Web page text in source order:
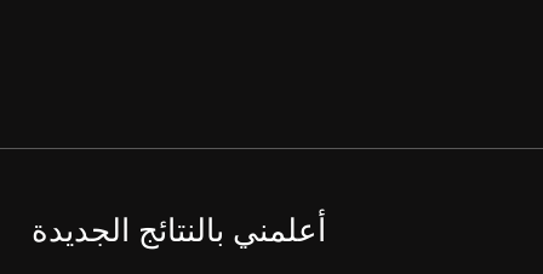
أعلمني بالنتائج الجديدة